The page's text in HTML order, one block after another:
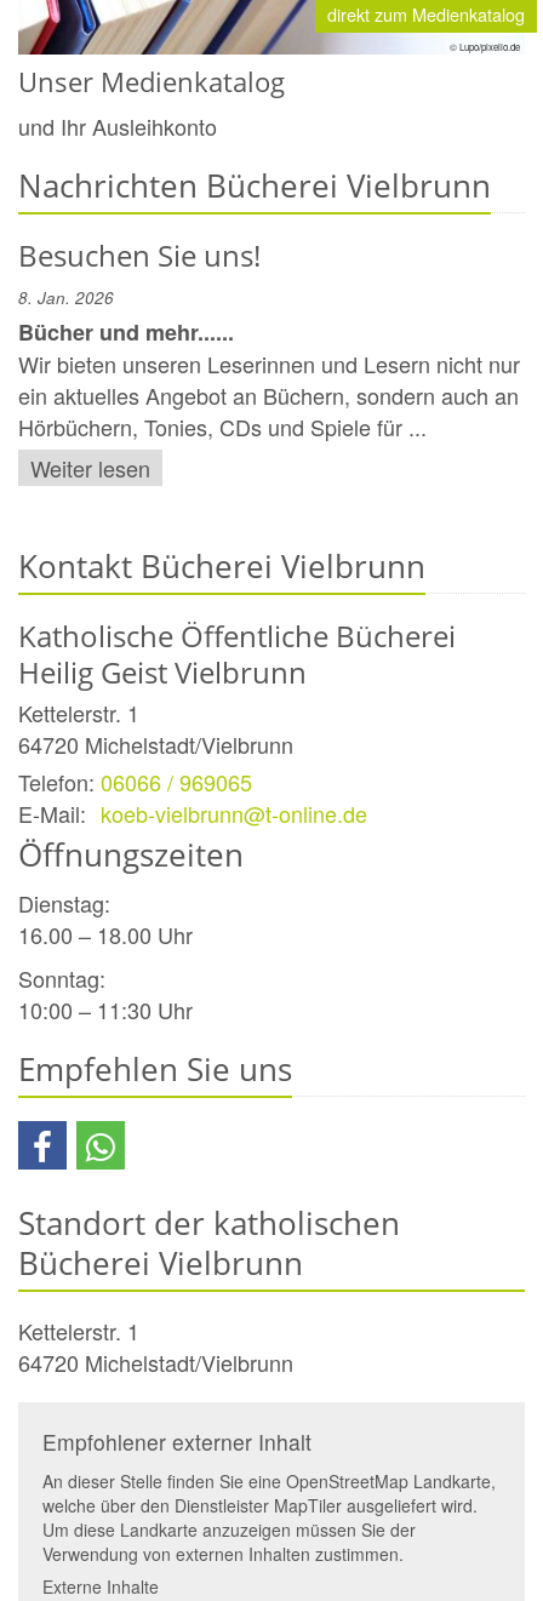
direkt zum Medienkatalog
© Lupo/pixelio.de
Unser Medienkatalog
und Ihr Ausleihkonto
Nachrichten Bücherei Vielbrunn
Besuchen Sie uns!
8. Jan. 2026
Bücher und mehr......
Wir bieten unseren Leserinnen und Lesern nicht nur
ein aktuelles Angebot an Büchern, sondern auch an
Hörbüchern, Tonies, CDs und Spiele für ...
Weiter lesen
Kontakt Bücherei Vielbrunn
Katholische Öffentliche Bücherei
Heilig Geist Vielbrunn
Kettelerstr. 1
64720 Michelstadt/Vielbrunn
Telefon: 06066 / 969065
E-Mail: koeb-vielbrunn@t-online.de
Öffnungszeiten
Dienstag:
16.00 – 18.00 Uhr
Sonntag:
10:00 – 11:30 Uhr
Empfehlen Sie uns
Standort der katholischen
Bücherei Vielbrunn
Kettelerstr. 1
64720 Michelstadt/Vielbrunn
Empfohlener externer Inhalt
An dieser Stelle finden Sie eine OpenStreetMap Landkarte,
welche über den Dienstleister MapTiler ausgeliefert wird.
Um diese Landkarte anzuzeigen müssen Sie der
Verwendung von externen Inhalten zustimmen.
Externe Inhalte